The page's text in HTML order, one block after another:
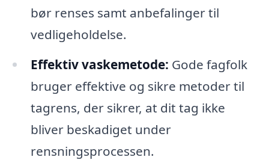
bør renses samt anbefalinger til
vedligeholdelse.
Effektiv vaskemetode: Gode fagfolk
bruger effektive og sikre metoder til
tagrens, der sikrer, at dit tag ikke
bliver beskadiget under
rensningsprocessen.